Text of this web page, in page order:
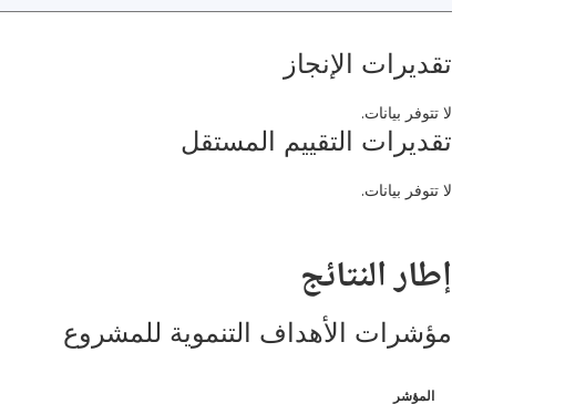
تقديرات الإنجاز
لا تتوفر بيانات.
تقديرات التقييم المستقل
لا تتوفر بيانات.
إطار النتائج
مؤشرات الأهداف التنموية للمشروع
المؤشر